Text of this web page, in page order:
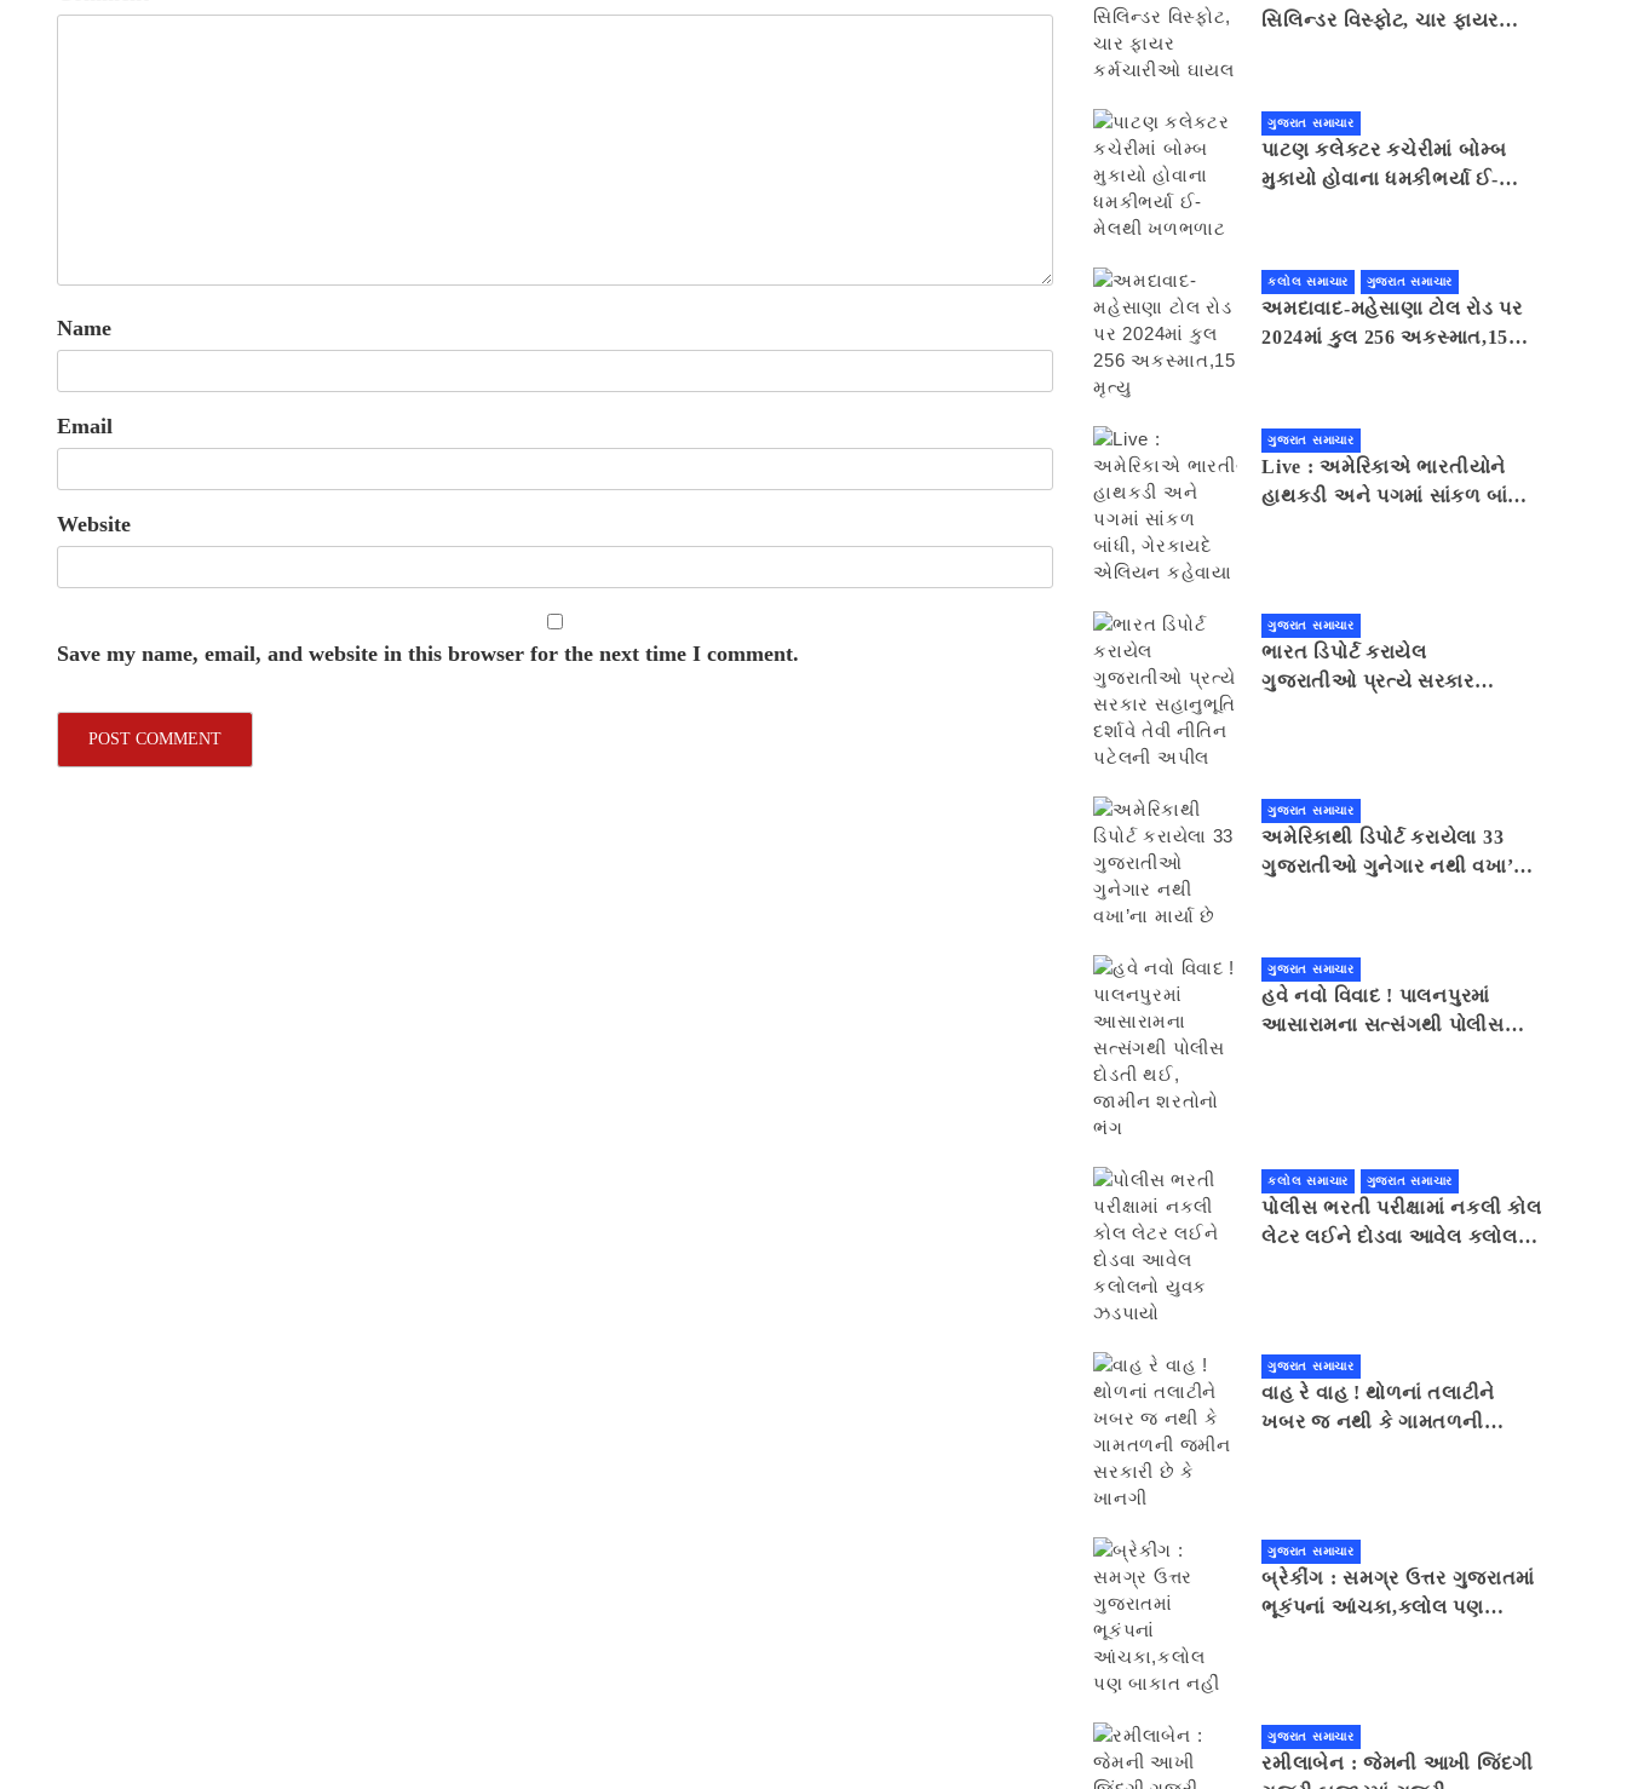
Name
Email
Website
Save my name, email, and website in this browser for the next time I comment.
સિલિન્ડર વિસ્ફોટ, ચાર ફાયર
ગુજરાત સમાચાર
પાટણ કલેકટર કચેરીમાં બોમ્બ
મુકાયો હોવાના ધમકીભર્યા ઈ-
કલોલ સમાચાર ગુજરાત સમાચાર
અમદાવાદ-મહેસાણા ટોલ રોડ પર
2024માં કુલ 256 અકસ્માત,15
ગુજરાત સમાચાર
Live : અમેરિકાએ ભારતીયોને
હાથકડી અને પગમાં સાંકળ બાંધી,
ગુજરાત સમાચાર
ભારત ડિપોર્ટ કરાયેલ
ગુજરાતીઓ પ્રત્યે સરકાર
ગુજરાત સમાચાર
અમેરિકાથી ડિપોર્ટ કરાયેલા 33
ગુજરાતીઓ ગુનેગાર નથી વખા’ના
ગુજરાત સમાચાર
હવે નવો વિવાદ ! પાલનપુરમાં
આસારામના સત્સંગથી પોલીસ
કલોલ સમાચાર ગુજરાત સમાચાર
પોલીસ ભરતી પરીક્ષામાં નકલી કોલ
લેટર લઈને દોડવા આવેલ કલોલનો
ગુજરાત સમાચાર
વાહ રે વાહ ! થોળનાં તલાટીને
ખબર જ નથી કે ગામતળની
ગુજરાત સમાચાર
બ્રેકીંગ : સમગ્ર ઉત્તર ગુજરાતમાં
ભૂકંપનાં આંચકા,કલોલ પણ
ગુજરાત સમાચાર
રમીલાબેન : જેમની આખી જિંદગી